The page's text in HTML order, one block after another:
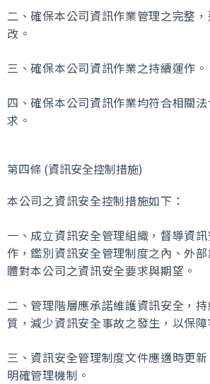
二、確保本公司資訊作業管理之完整
改。
三、確保本公司資訊作業之持續運作。
四、確保本公司資訊作業均符合相關
求。
第四條 (資訊安全控制措施)
本公司之資訊安全控制措施如下：
一、成立資訊安全管理組織，督導資
作，鑑別資訊安全管理制度之內、外
體對本公司之資訊安全要求與期望。
二、管理階層應承諾維護資訊安全，
質，減少資訊安全事故之發生，以保障
三、資訊安全管理制度文件應適時更
明確管理機制。